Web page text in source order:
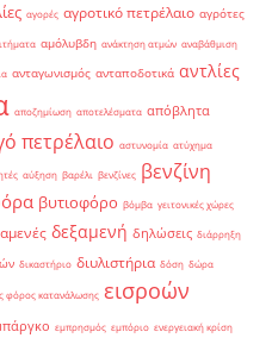
αγορές αγροτικό πετρέλαιο αγρότες
αμόλυβδη ανάκτηση ατμών αναβάθμιση
ανταγωνισμός ανταποδοτικά αντλίες
αποζημίωση αποτελέσματα απόβλητα
πετρέλαιο αστυνομία ατύχημα
αύξηση βαρέλι βενζίνες βενζίνη
βυτιοφόρο βόμβα γειτονικές χώρες
δεξαμενή δηλώσεις διάρρηξη
δικαστήριο διυλιστήρια δόση δώρα
φόρος κατανάλωσης εισροών
εμπρησμός εμπόριο ενεργειακή κρίση